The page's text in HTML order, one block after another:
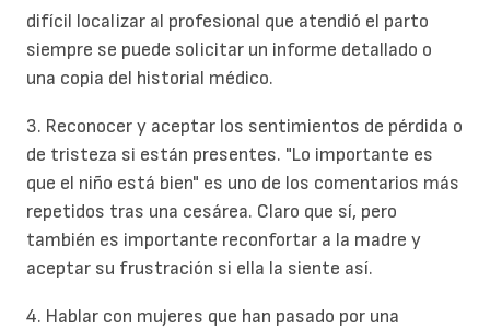
difícil localizar al profesional que atendió el parto
siempre se puede solicitar un informe detallado o
una copia del historial médico.
3. Reconocer y aceptar los sentimientos de pérdida o
de tristeza si están presentes. "Lo importante es
que el niño está bien" es uno de los comentarios más
repetidos tras una cesárea. Claro que sí, pero
también es importante reconfortar a la madre y
aceptar su frustración si ella la siente así.
4. Hablar con mujeres que han pasado por una